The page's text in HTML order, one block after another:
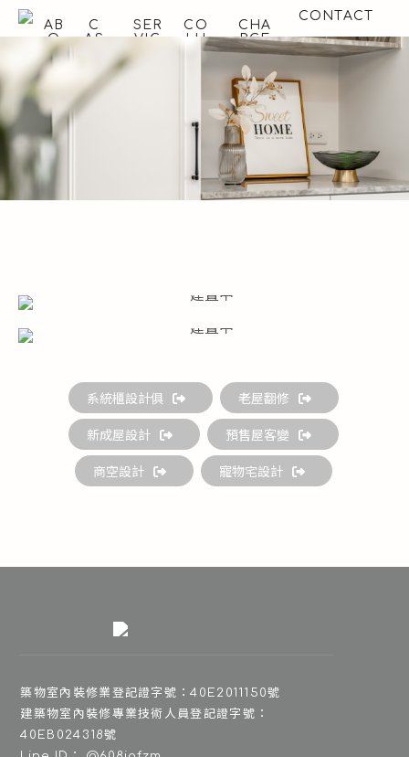
AB
O
UT
關
思
C
AS
品
總
SER
VIC
項目
CO
LU
MN
CHA
RGE
S
收費
標準
CONTACT
聯絡集思
系統櫃設計俱 老屋翻修
新成屋設計 預售屋客變
商空設計 寵物宅設計